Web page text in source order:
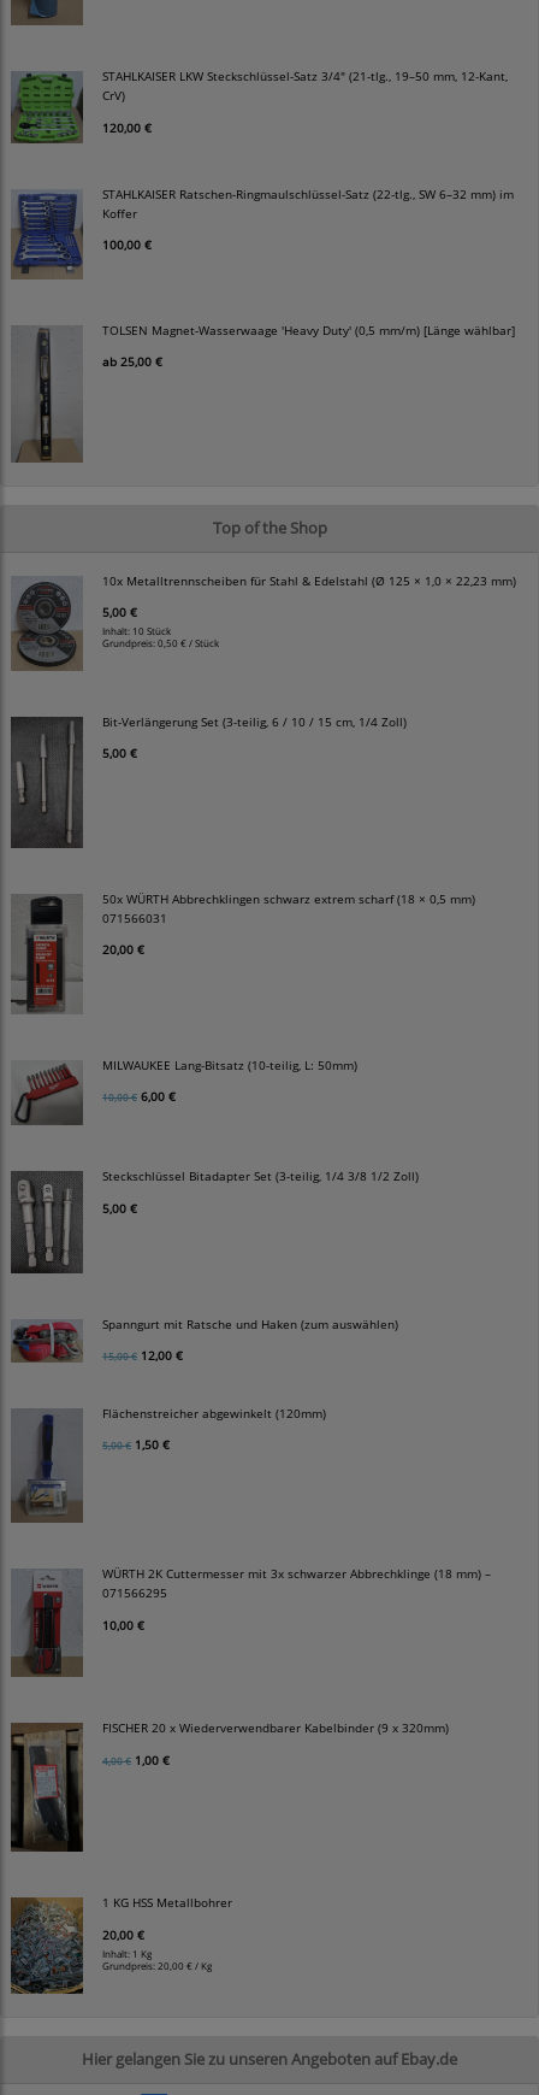
STAHLKAISER LKW Steckschlüssel-Satz 3/4" (21-tlg., 19–50 mm, 12-Kant,
CrV)
120,00 €
STAHLKAISER Ratschen-Ringmaulschlüssel-Satz (22-tlg., SW 6–32 mm) im
Koffer
100,00 €
TOLSEN Magnet-Wasserwaage 'Heavy Duty' (0,5 mm/m) [Länge wählbar]
ab 25,00 €
Top of the Shop
10x Metalltrennscheiben für Stahl & Edelstahl (Ø 125 × 1,0 × 22,23 mm)
5,00 €
Inhalt: 10 Stück
Grundpreis:0,50 € / Stück
Bit-Verlängerung Set (3-teilig, 6 / 10 / 15 cm, 1/4 Zoll)
5,00 €
50x WÜRTH Abbrechklingen schwarz extrem scharf (18 × 0,5 mm)
071566031
20,00 €
MILWAUKEE Lang-Bitsatz (10-teilig, L: 50mm)
10,00 € 6,00 €
Steckschlüssel Bitadapter Set (3-teilig, 1/4 3/8 1/2 Zoll)
5,00 €
Spanngurt mit Ratsche und Haken (zum auswählen)
15,00 € 12,00 €
Flächenstreicher abgewinkelt (120mm)
5,00 € 1,50 €
WÜRTH 2K Cuttermesser mit 3x schwarzer Abbrechklinge (18 mm) –
071566295
10,00 €
FISCHER 20 x Wiederverwendbarer Kabelbinder (9 x 320mm)
4,00 € 1,00 €
1 KG HSS Metallbohrer
20,00 €
Inhalt: 1 Kg
Grundpreis: 20,00 € / Kg
Hier gelangen Sie zu unseren Angeboten auf Ebay.de